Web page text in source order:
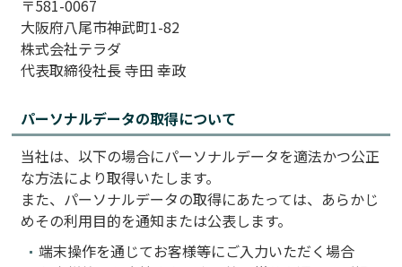
検査・品質管理
協力会社について
クライオスタット
テラダの加工技術
保有設備
〒581-0067
大阪府八尾市神武町1-82
株式会社テラダ
代表取締役社長 寺田 幸政
パーソナルデータの取得について
当社は、以下の場合にパーソナルデータを適法かつ公正
な方法により取得いたします。
また、パーソナルデータの取得にあたっては、あらかじ
めその利用目的を通知または公表します。
端末操作を通じてお客様等にご入力いただく場合